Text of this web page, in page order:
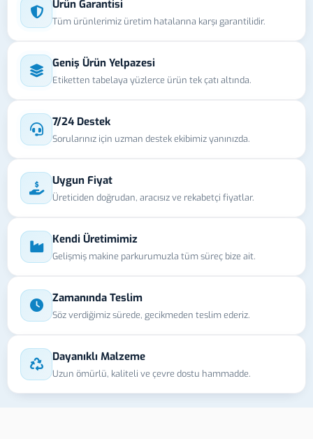
Ürün Garantisi
Tüm ürünlerimiz üretim hatalarına karşı garantilidir.
Geniş Ürün Yelpazesi
Etiketten tabelaya yüzlerce ürün tek çatı altında.
7/24 Destek
Sorularınız için uzman destek ekibimiz yanınızda.
Uygun Fiyat
Üreticiden doğrudan, aracısız ve rekabetçi fiyatlar.
Kendi Üretimimiz
Gelişmiş makine parkurumuzla tüm süreç bize ait.
Zamanında Teslim
Söz verdiğimiz sürede, gecikmeden teslim ederiz.
Dayanıklı Malzeme
Uzun ömürlü, kaliteli ve çevre dostu hammadde.